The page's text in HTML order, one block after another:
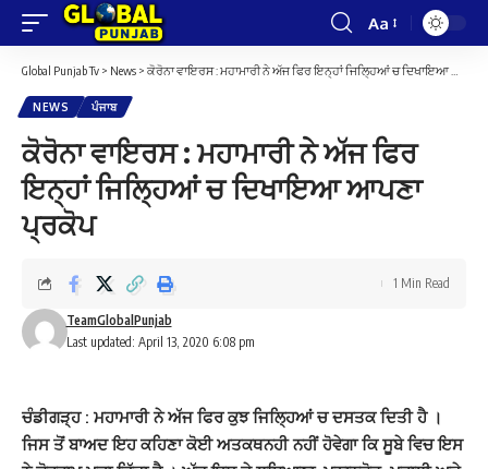
Font
Resizer
Aa
Global Punjab Tv > News > ਕੋਰੋਨਾ ਵਾਇਰਸ : ਮਹਾਮਾਰੀ ਨੇ ਅੱਜ ਫਿਰ ਇਨ੍ਹਾਂ ਜਿਲ੍ਹਿਆਂ ਚ ਦਿਖਾਇਆ ਆਪਣਾ ਪ੍ਰਕੋਪ
NEWS ਪੰਜਾਬ
ਕੋਰੋਨਾ ਵਾਇਰਸ : ਮਹਾਮਾਰੀ ਨੇ ਅੱਜ ਫਿਰ
ਇਨ੍ਹਾਂ ਜਿਲ੍ਹਿਆਂ ਚ ਦਿਖਾਇਆ ਆਪਣਾ
ਪ੍ਰਕੋਪ
Last updated: April 13, 2020 6:08 pm
TeamGlobalPunjab
1 Min Read
ਚੰਡੀਗੜ੍ਹ : ਮਹਾਮਾਰੀ ਨੇ ਅੱਜ ਫਿਰ ਕੁਝ ਜਿਲ੍ਹਿਆਂ ਚ ਦਸਤਕ ਦਿਤੀ ਹੈ ।
ਜਿਸ ਤੋਂ ਬਾਅਦ ਇਹ ਕਹਿਣਾ ਕੋਈ ਅਤਕਥਨਹੀ ਨਹੀਂ ਹੋਵੇਗਾ ਕਿ ਸੂਬੇ ਵਿਚ ਇਸ